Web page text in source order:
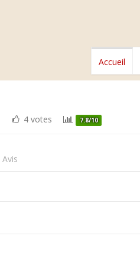
Accueil
4 votes 7.8/10
Avis